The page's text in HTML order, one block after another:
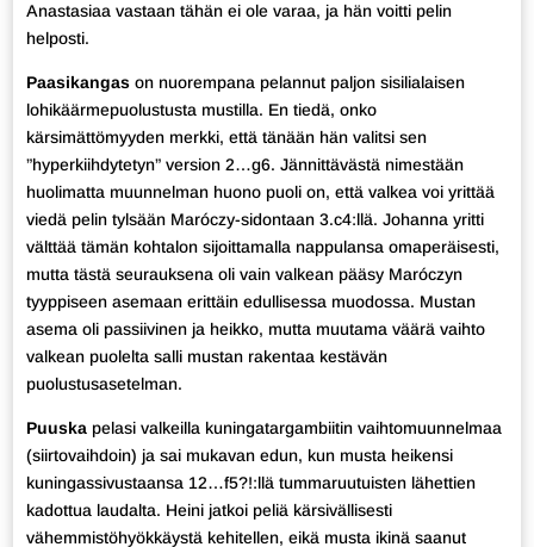
Anastasiaa vastaan tähän ei ole varaa, ja hän voitti pelin
helposti.
Paasikangas on nuorempana pelannut paljon sisilialaisen
lohikäärmepuolustusta mustilla. En tiedä, onko
kärsimättömyyden merkki, että tänään hän valitsi sen
”hyperkiihdytetyn” version 2…g6. Jännittävästä nimestään
huolimatta muunnelman huono puoli on, että valkea voi yrittää
viedä pelin tylsään Maróczy-sidontaan 3.c4:llä. Johanna yritti
välttää tämän kohtalon sijoittamalla nappulansa omaperäisesti,
mutta tästä seurauksena oli vain valkean pääsy Maróczyn
tyyppiseen asemaan erittäin edullisessa muodossa. Mustan
asema oli passiivinen ja heikko, mutta muutama väärä vaihto
valkean puolelta salli mustan rakentaa kestävän
puolustusasetelman.
Puuska pelasi valkeilla kuningatargambiitin vaihtomuunnelmaa
(siirtovaihdoin) ja sai mukavan edun, kun musta heikensi
kuningassivustaansa 12…f5?!:llä tummaruutuisten lähettien
kadottua laudalta. Heini jatkoi peliä kärsivällisesti
vähemmistöhyökkäystä kehitellen, eikä musta ikinä saanut